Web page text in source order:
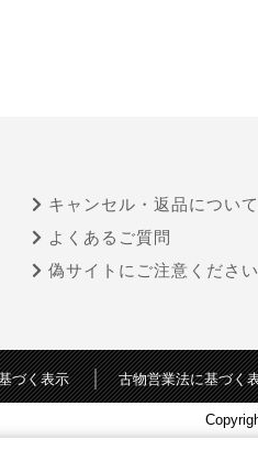
キャンセル・返品について
よくあるご質問
偽サイトにご注意ください
づく表示 古物営業法に基づく